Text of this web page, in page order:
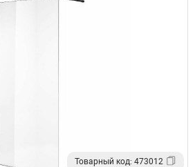
Товарный код: 473012